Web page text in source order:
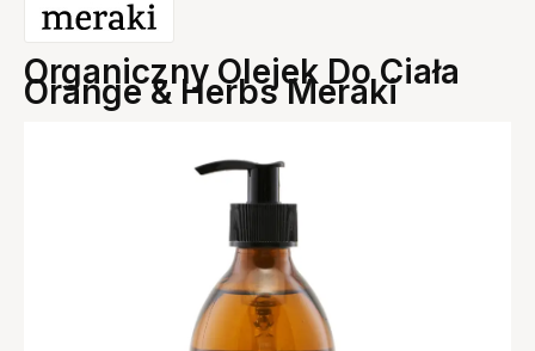
Organiczny Olejek Do Ciała
Orange & Herbs Meraki